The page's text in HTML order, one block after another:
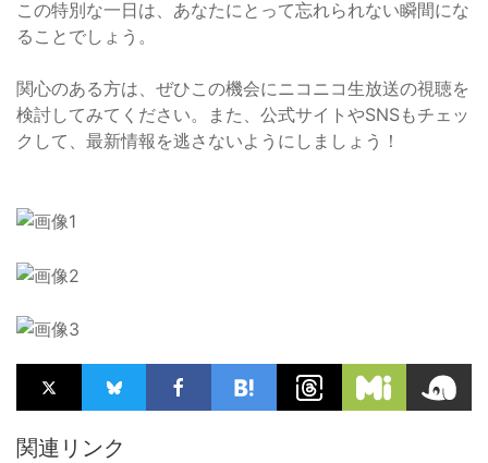
この特別な一日は、あなたにとって忘れられない瞬間にな
ることでしょう。
関心のある方は、ぜひこの機会にニコニコ生放送の視聴を
検討してみてください。また、公式サイトやSNSもチェッ
クして、最新情報を逃さないようにしましょう！
関連リンク